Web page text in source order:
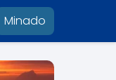
Minado